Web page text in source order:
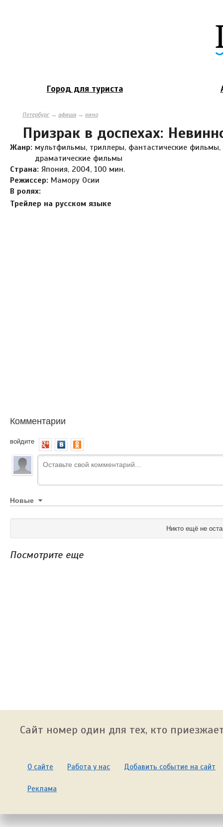
Город для туриста
Петербург→ афиша → кино
Призрак в доспехах:
Жанр: мультфильмы, триллеры, фантастические
драматические фильмы
Страна: Япония, 2004, 100 мин.
Режиссер: Мамору Осии
В ролях:
Трейлер на русском языке
Комментарии
войдите
Новые
Никто ещё не
Посмотрите еще
Сайт номер один для тех, кто
О сайте Работа у нас Добавить событие на сайт
Реклама